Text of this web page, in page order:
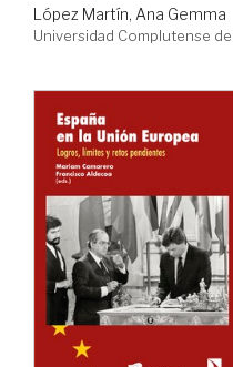
López Martín, Ana Gemma
Universidad Complutense